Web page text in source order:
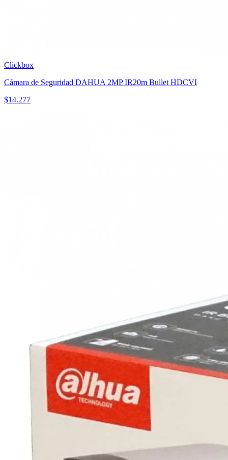
Clickbox
Cámara de Seguridad DAHUA 2MP IR20m Bullet HDCVI
$14.277